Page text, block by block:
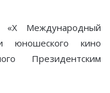
«Х Международный
и юношеского кино
Президентским